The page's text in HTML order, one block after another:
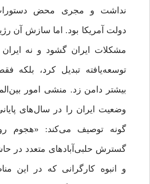
نداشت و مجری محض دستورات
دولت آمریکا بود. اما سازش آن
مشکلات ایران گشود و نه
توسعه‌یافته تبدیل کرد، بلکه
بیشتر دامن زد. منشی امور
گونه توصیف می‌کند: «هجوم
گسترش حلبی‌آبادهای متعدد در
و انبوه کارگرانی که در این